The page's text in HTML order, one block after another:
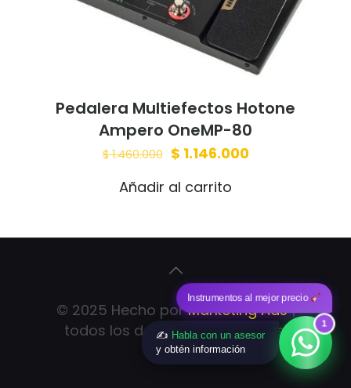
Pedalera Multiefectos Hotone
Ampero OneMP-80
$1.460.000 Original
was:
$ 1.146.000Current
Añadir al carrito
Instrumentos al mejor precio
✍️ Habla con un asesor
y obtén información
1
© 2025 Hecho porMarketing Ads|
todos los derechos reservados.